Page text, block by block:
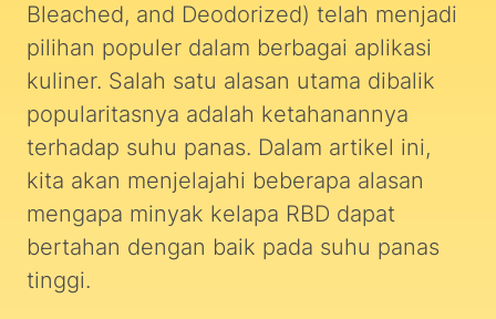
Bleached, and Deodorized) telah menjadi
pilihan populer dalam berbagai aplikasi
kuliner. Salah satu alasan utama dibalik
popularitasnya adalah ketahanannya
terhadap suhu panas. Dalam artikel ini,
kita akan menjelajahi beberapa alasan
mengapa minyak kelapa RBD dapat
bertahan dengan baik pada suhu panas
tinggi.